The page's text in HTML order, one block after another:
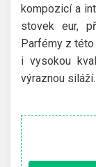
kompozicí a
stovek eur,
Parfémy z této
i vysokou
výraznou siláží.